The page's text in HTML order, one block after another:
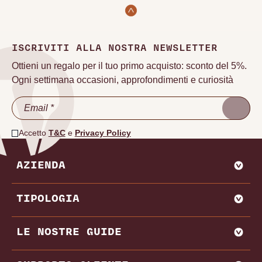
ISCRIVITI ALLA NOSTRA NEWSLETTER
Ottieni un regalo per il tuo primo acquisto: sconto del 5%.
Ogni settimana occasioni, approfondimenti e curiosità
Accetto T&Ce Privacy Policy
AZIENDA
CHI SIAMO
VADEMECUM VINODOO
ENOWEB
VENDI CON NOI
TIPOLOGIA
AGLIANICO
AMARONE
BAROLO
LE NOSTRE GUIDE
MIGLIORI PRODUTTORI E CANTINE ITALIA